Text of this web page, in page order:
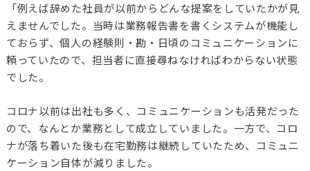
「例えば辞めた社員が以前からどんな提案をしていたかが見
えませんでした。当時は業務報告書を書くシステムが機能し
ておらず、個人の経験則・勘・日頃のコミュニケーションに
頼っていたので、担当者に直接尋ねなければわからない状態
でした。
コロナ以前は出社も多く、コミュニケーションも活発だった
ので、なんとか業務として成立していました。一方で、コロ
ナが落ち着いた後も在宅勤務は継続していたため、コミュニ
ケーション自体が減りました。